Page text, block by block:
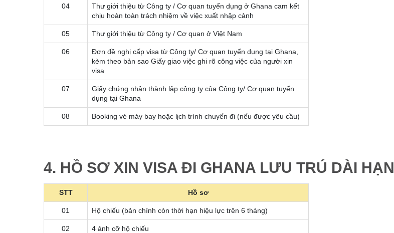
04
Thư giới thiệu từ Công ty / Cơ quan tuyển dụng ở Ghana cam kết
chịu hoàn toàn trách nhiệm về việc xuất nhập cảnh
05 Thư giới thiệu từ Công ty / Cơ quan ở Việt Nam
06
Đơn đề nghị cấp visa từ Công ty/ Cơ quan tuyển dụng tại Ghana,
kèm theo bản sao Giấy giao việc ghi rõ công việc của người xin
visa
07
Giấy chứng nhận thành lập công ty của Công ty/ Cơ quan tuyển
dụng tại Ghana
08 Booking vé máy bay hoặc lịch trình chuyến đi (nếu được yêu cầu)
4. HỒ SƠ XIN VISA ĐI GHANA LƯU TRÚ DÀI HẠN
STT Hồ sơ
01 Hộ chiếu (bản chính còn thời hạn hiệu lực trên 6 tháng)
02 4 ảnh cỡ hộ chiếu